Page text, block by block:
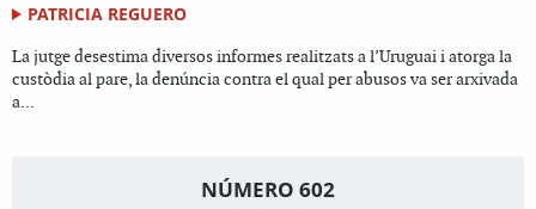
PATRICIA REGUERO
La jutge desestima diversos informes realitzats a l’Uruguai i atorga la
custòdia al pare, la denúncia contra el qual per abusos va ser arxivada
a...
NÚMERO 602